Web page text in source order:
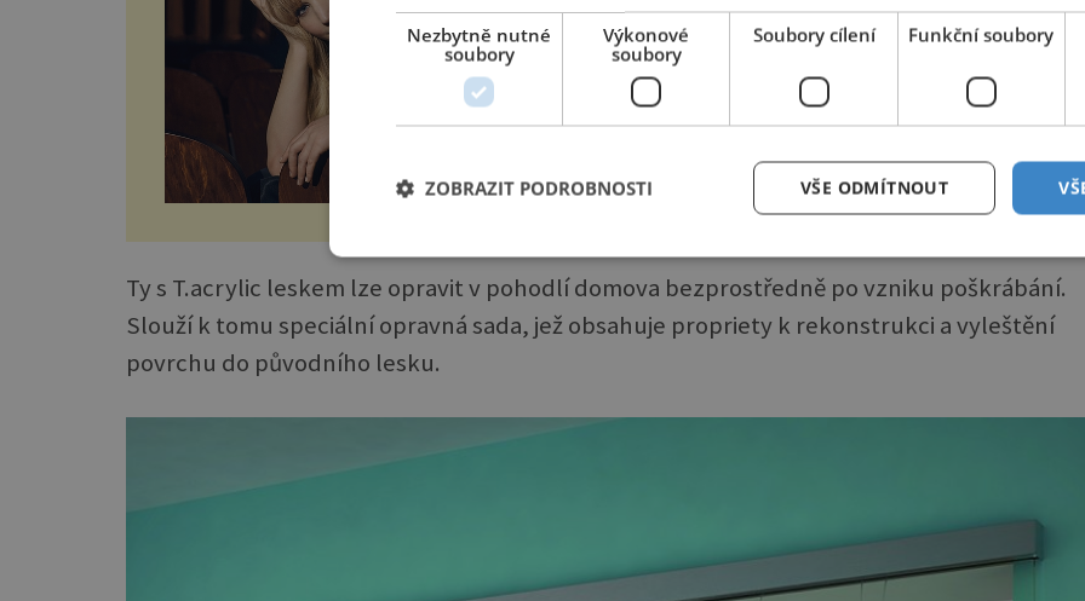
Zajímavé články najdete také na iluxus.cz
Ty s T.acrylic leskem lze opravit v pohodlí domova bezprostředně po vzniku poškrábání.
Slouží k tomu speciální opravná sada, jež obsahuje propriety k rekonstrukci a vyleštění
povrchu do původního lesku.
Nezbytně nutné
soubory
Výkonové
soubory
Soubory cílení Funkční soubory
VŠE ODMÍTNOUT
ZOBRAZIT PODROBNOSTI